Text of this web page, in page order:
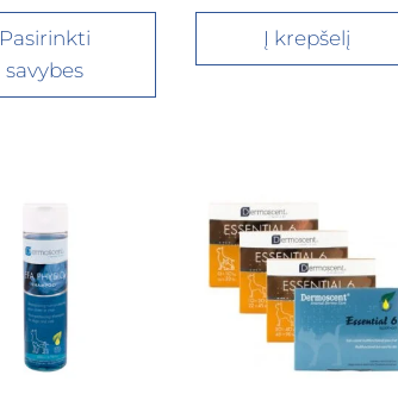
Pasirinkti
savybes
Į krepšelį